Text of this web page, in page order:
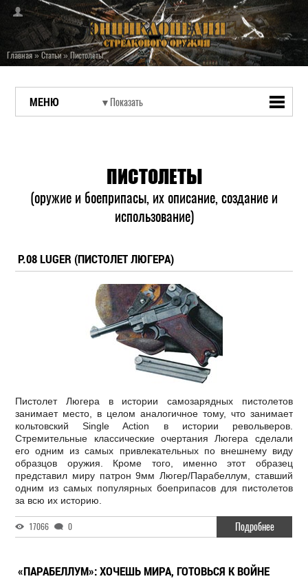
Главная»Статьи»Пистолеты
МЕНЮ
ПИСТОЛЕТЫ
(оружие и боеприпасы, их описание, создание и
использование)
P.08 LUGER (ПИСТОЛЕТ ЛЮГЕРА)
Пистолет Люгера в истории самозарядных пистолетов
занимает место, в целом аналогичное тому, что занимает
кольтовский Single Action в истории револьверов.
Стремительные классические очертания Люгера сделали
его одним из самых привлекательных по внешнему виду
образцов оружия. Кроме того, именно этот образец
представил миру патрон 9мм Люгер/Парабеллум, ставший
одним из самых популярных боеприпасов для пистолетов
за всю их историю.
17066 0 Подробнее
«ПАРАБЕЛЛУМ»: ХОЧЕШЬ МИРА, ГОТОВЬСЯ К ВОЙНЕ